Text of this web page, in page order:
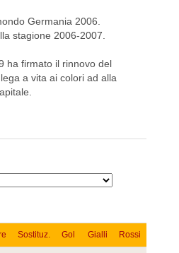
Germania 2006.
stagione 2006-2007.
ha firmato il rinnovo del
a vita ai colori ad alla
Sostituz. Gol Gialli Rossi